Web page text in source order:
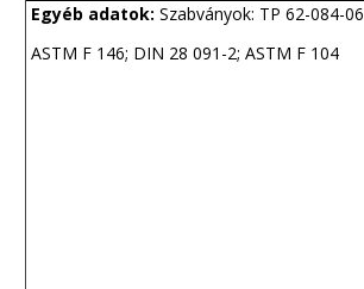
Egyéb adatok: Szabványok: TP 62-084-06
ASTM F 146; DIN 28 091-2; ASTM F 104